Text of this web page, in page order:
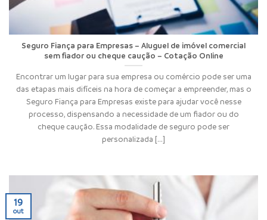
Seguro Fiança para Empresas – Aluguel de imóvel comercial
sem fiador ou cheque caução – Cotação Online
Encontrar um lugar para sua empresa ou comércio pode ser uma
das etapas mais difíceis na hora de começar a empreender, mas o
Seguro Fiança para Empresas existe para ajudar você nesse
processo, dispensando a necessidade de um fiador ou do
cheque caução. Essa modalidade de seguro pode ser
personalizada [...]
19
out